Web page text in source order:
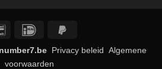
BancontactIDeal
Privacy beleid Algemene
voorwaarden